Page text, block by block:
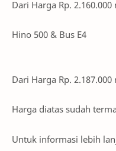
Dari Harga Rp.
Hino 500 & Bus E4
Dari Harga Rp.
Harga diatas sudah
Untuk informasi lebih